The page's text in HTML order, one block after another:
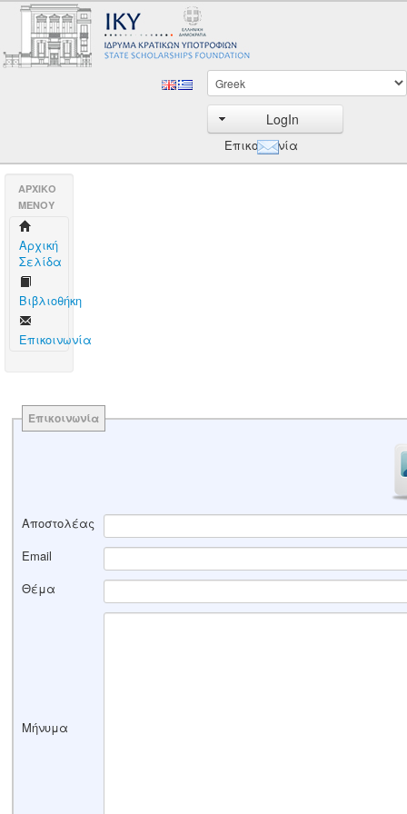
LogIn
Επικοινωνία
AΡΧΙΚΟ
ΜΕΝΟΥ
Aρχική
Σελίδα
Βιβλιοθήκη
Επικοινωνία
Επικοινωνία
Αποστολέας
Email
Θέμα
Μήνυμα